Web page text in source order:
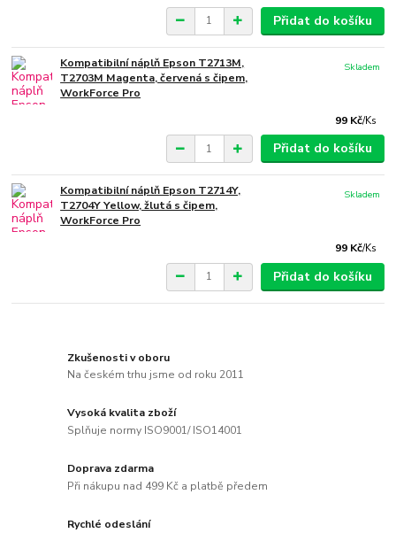
Přidat do košíku
Kompatibilní náplň Epson T2713M,
T2703M Magenta, červená s čipem,
WorkForce Pro
99 Kč/Ks
Skladem
Přidat do košíku
Kompatibilní náplň Epson T2714Y,
T2704Y Yellow, žlutá s čipem,
WorkForce Pro
99 Kč/Ks
Skladem
Přidat do košíku
Zkušenosti v oboru
Na českém trhu jsme od roku 2011
Vysoká kvalita zboží
Splňuje normy ISO9001/ ISO14001
Doprava zdarma
Při nákupu nad 499 Kč a platbě předem
Rychlé odeslání